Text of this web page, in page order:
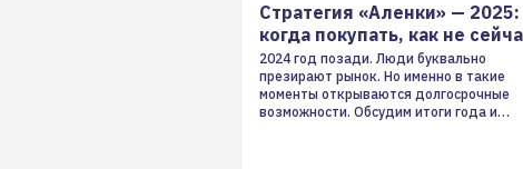
Стратегия «Аленки» — 2025:
когда покупать, как не
2024 год позади. Люди буквально
презирают рынок. Но именно в такие
моменты открываются долгосрочные
возможности. Обсудим итоги года и